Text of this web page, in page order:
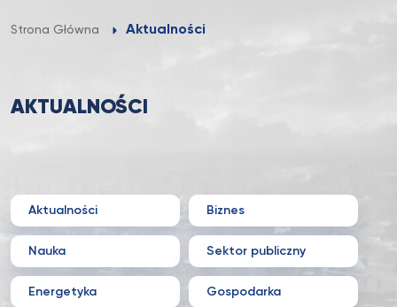
Strona Główna Aktualności
AKTUALNOŚCI
Aktualności Biznes
Nauka Sektor publiczny
Energetyka Gospodarka